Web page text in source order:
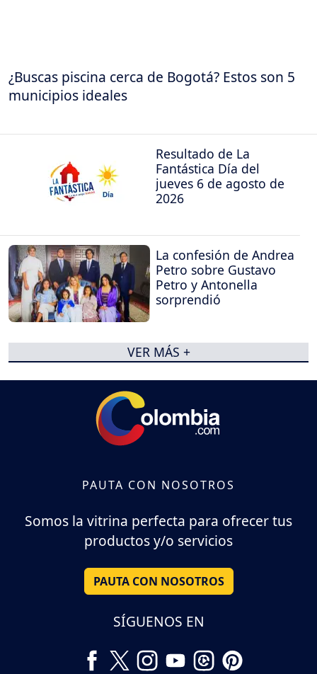
¿Buscas piscina cerca de Bogotá? Estos son 5
municipios ideales
Resultado de La
Fantástica Día del
jueves 6 de agosto de
2026
La confesión de Andrea
Petro sobre Gustavo
Petro y Antonella
sorprendió
VER MÁS +
PAUTA CON NOSOTROS
Somos la vitrina perfecta para ofrecer tus
productos y/o servicios
PAUTA CON NOSOTROS
SÍGUENOS EN